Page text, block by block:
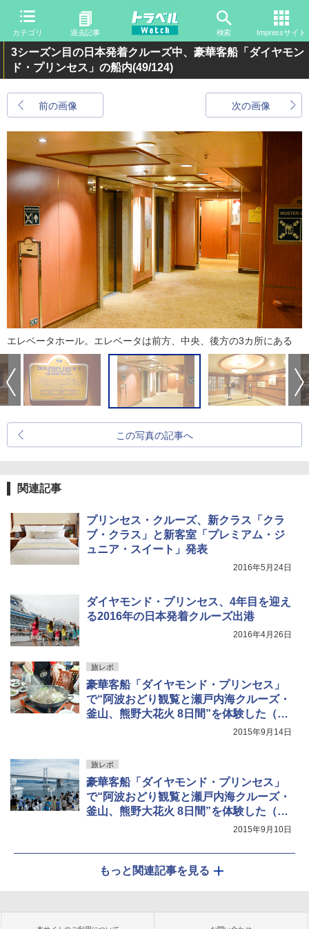
カテゴリ 過去記事 検索 Impressサイト
3シーズン目の日本発着クルーズ中、豪華客船「ダイヤモン
ド・プリンセス」の船内(49/124)
前の画像 次の画像
エレベータホール。エレベータは前方、中央、後方の3カ所にある
この写真の記事へ
関連記事
プリンセス・クルーズ、新クラス「クラ
ブ・クラス」と新客室「プレミアム・ジ
ュニア・スイート」発表
2016年5月24日
ダイヤモンド・プリンセス、4年目を迎え
る2016年の日本発着クルーズ出港
2016年4月26日
旅レポ
豪華客船「ダイヤモンド・プリンセス」
で“阿波おどり観覧と瀬戸内海クルーズ・
釜山、熊野大花火 8日間”を体験した（後
2015年9月14日
旅レポ
豪華客船「ダイヤモンド・プリンセス」
で“阿波おどり観覧と瀬戸内海クルーズ・
釜山、熊野大花火 8日間”を体験した（前
2015年9月10日
もっと関連記事を見る